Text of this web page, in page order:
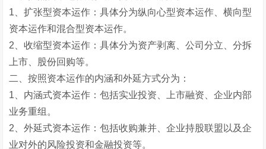
1、扩张型资本运作：具体分为纵向心型资本运作、横向型
资本运作和混合型资本运作。
2、收缩型资本运作：具体分为资产剥离、公司分立、分拆
上市、股份回购等。
二、按照资本运作的内涵和外延方式分为：
1、内涵式资本运作：包括实业投资、上市融资、企业内部
业务重组。
2、外延式资本运作：包括收购兼并、企业持股联盟以及企
业对外的风险投资和金融投资等。